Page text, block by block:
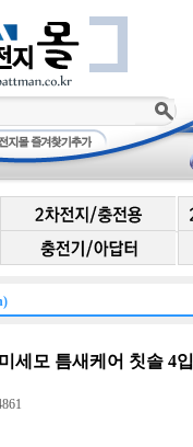
세모 틈새케어 칫솔 4입